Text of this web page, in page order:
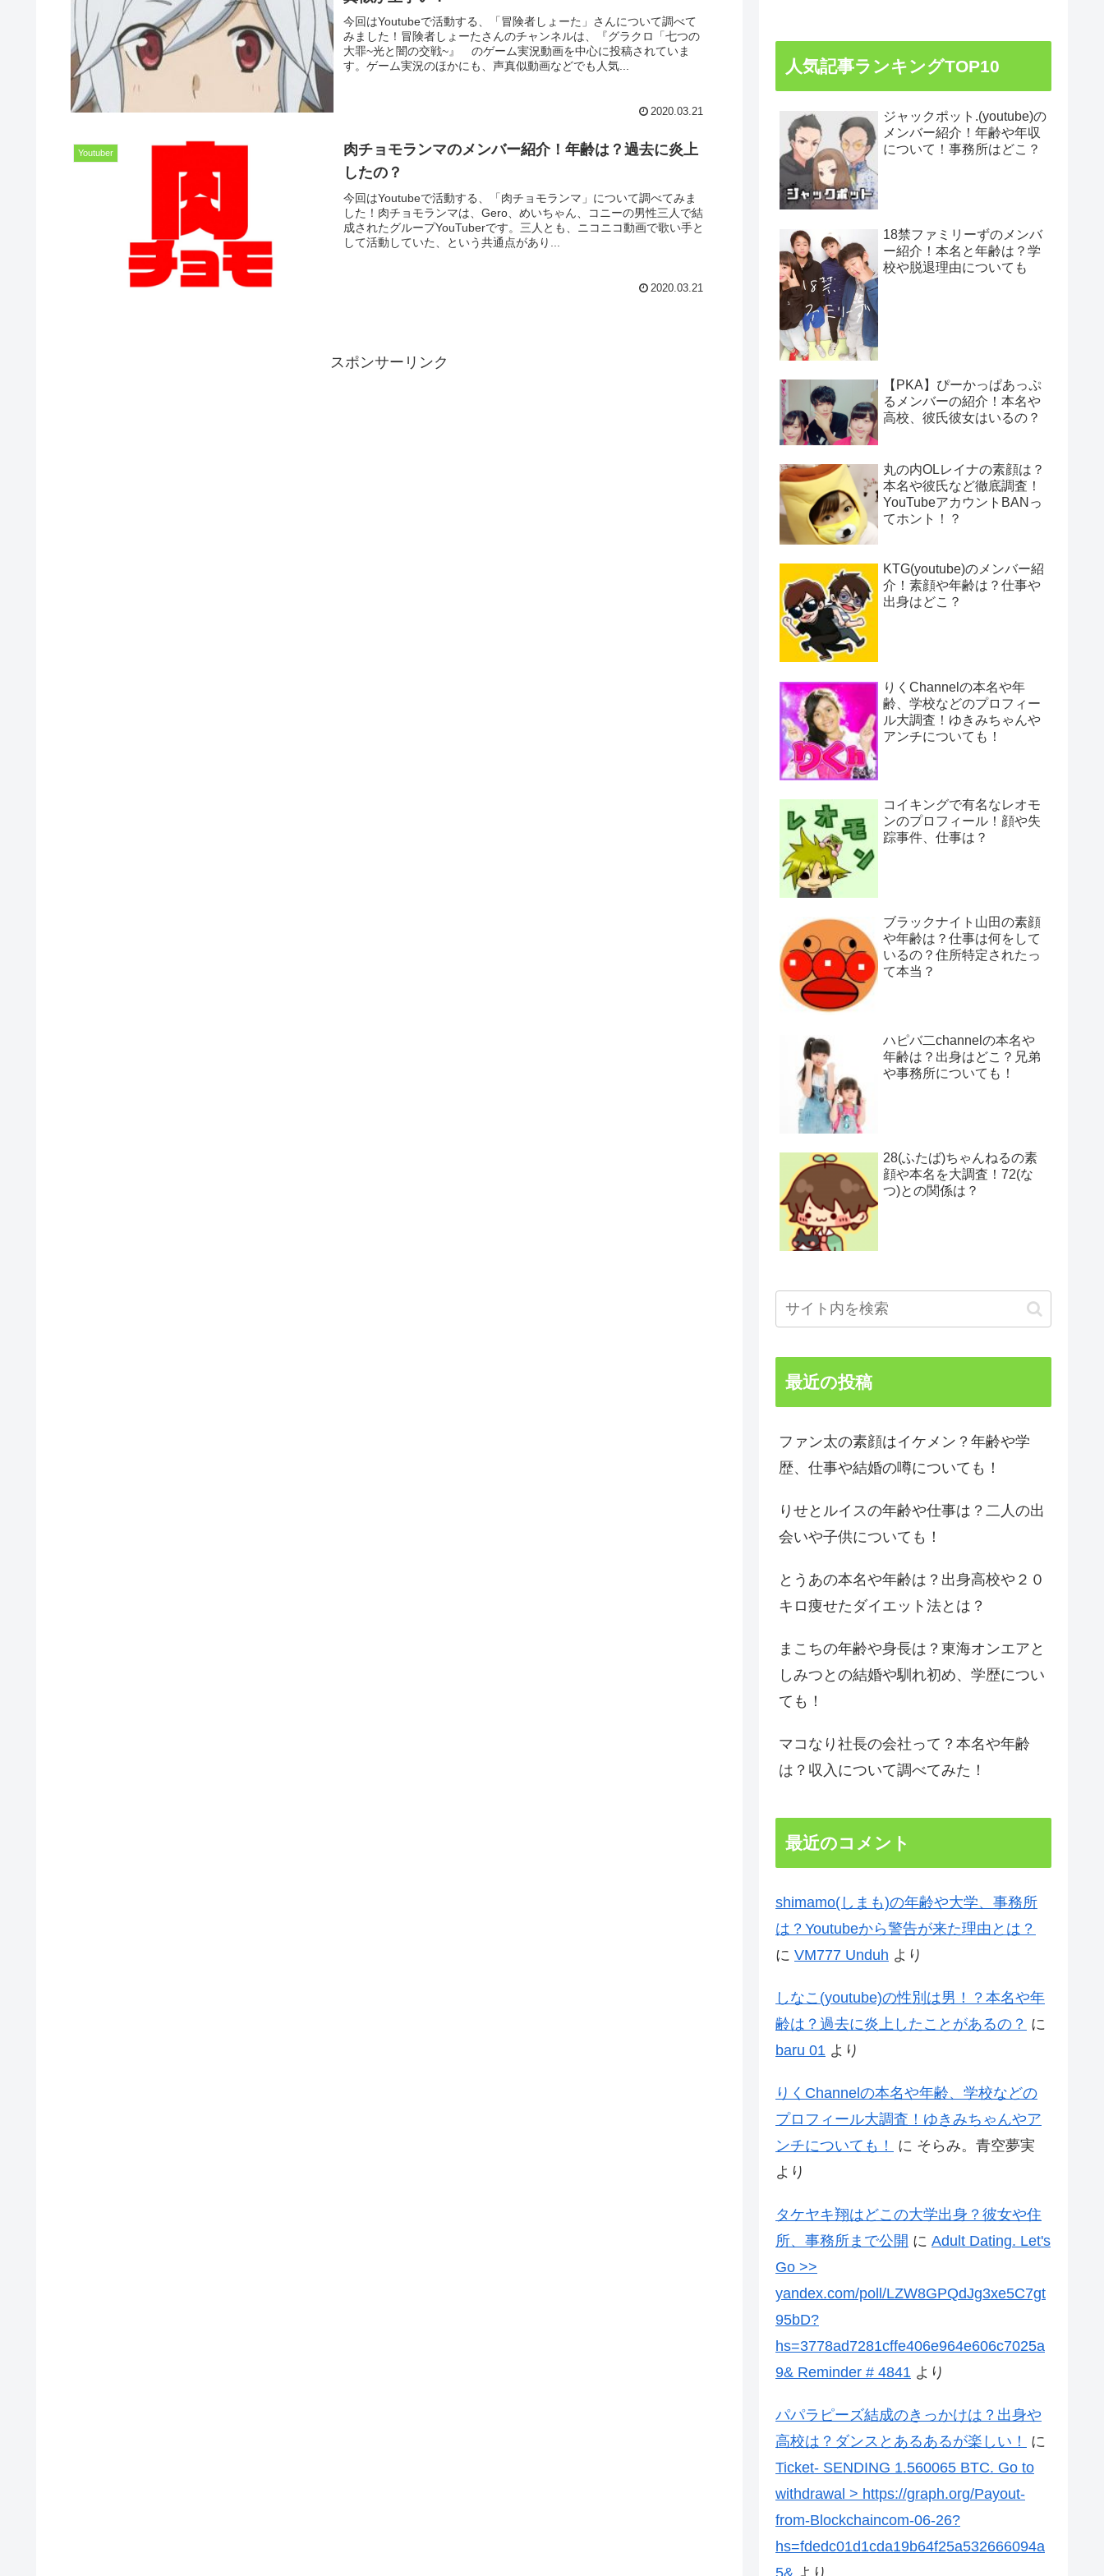
今回はYoutubeで活動する、「冒険者しょーた」さんについて調べて
みました！冒険者しょーたさんのチャンネルは、『グラクロ「七つの
大罪~光と闇の交戦~』 のゲーム実況動画を中心に投稿されていま
す。ゲーム実況のほかにも、声真似動画などでも人気...
2020.03.21
Youtuber
肉チョモランマのメンバー紹介！年齢は？過去に炎上
したの？
今回はYoutubeで活動する、「肉チョモランマ」について調べてみま
した！肉チョモランマは、Gero、めいちゃん、コニーの男性三人で結
成されたグループYouTuberです。三人とも、ニコニコ動画で歌い手と
して活動していた、という共通点があり...
2020.03.21
スポンサーリンク
人気記事ランキングTOP10
ジャックポット.(youtube)の
メンバー紹介！年齢や年収
について！事務所はどこ？
18禁ファミリーずのメンバ
ー紹介！本名と年齢は？学
校や脱退理由についても
【PKA】ぴーかっぱあっぷ
るメンバーの紹介！本名や
高校、彼氏彼女はいるの？
丸の内OLレイナの素顔は？
本名や彼氏など徹底調査！
YouTubeアカウントBANっ
てホント！？
KTG(youtube)のメンバー紹
介！素顔や年齢は？仕事や
出身はどこ？
りくChannelの本名や年
齢、学校などのプロフィー
ル大調査！ゆきみちゃんや
アンチについても！
コイキングで有名なレオモ
ンのプロフィール！顔や失
踪事件、仕事は？
ブラックナイト山田の素顔
や年齢は？仕事は何をして
いるの？住所特定されたっ
て本当？
ハピバ二channelの本名や
年齢は？出身はどこ？兄弟
や事務所についても！
28(ふたば)ちゃんねるの素
顔や本名を大調査！72(な
つ)との関係は？
最近の投稿
ファン太の素顔はイケメン？年齢や学
歴、仕事や結婚の噂についても！
りせとルイスの年齢や仕事は？二人の出
会いや子供についても！
とうあの本名や年齢は？出身高校や２０
キロ痩せたダイエット法とは？
まこちの年齢や身長は？東海オンエアと
しみつとの結婚や馴れ初め、学歴につい
ても！
マコなり社長の会社って？本名や年齢
は？収入について調べてみた！
最近のコメント
shimamo(しまも)の年齢や大学、事務所
は？Youtubeから警告が来た理由とは？
に VM777 Unduh より
しなこ(youtube)の性別は男！？本名や年
齢は？過去に炎上したことがあるの？ に
baru 01 より
りくChannelの本名や年齢、学校などの
プロフィール大調査！ゆきみちゃんやア
ンチについても！
に そらみ。青空夢実
より
タケヤキ翔はどこの大学出身？彼女や住
所、事務所まで公開 に Adult Dating. Let's
Go >>
yandex.com/poll/LZW8GPQdJg3xe5C7gt
95bD?
hs=3778ad7281cffe406e964e606c7025a
9& Reminder # 4841 より
パパラピーズ結成のきっかけは？出身や
高校は？ダンスとあるあるが楽しい！
に
Ticket- SENDING 1.560065 BTC. Go to
withdrawal > https://graph.org/Payout-
from-Blockchaincom-06-26?
hs=fdedc01d1cda19b64f25a532666094a